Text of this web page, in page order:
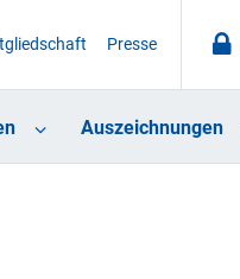
Presse
Auszeichnungen